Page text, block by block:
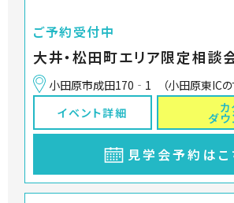
ご予約受付中
大井・松田町エリア限定相談
小田原市成田170‐1 （小田原東ICのす
イベント詳細
ダ
見学会予約はこ